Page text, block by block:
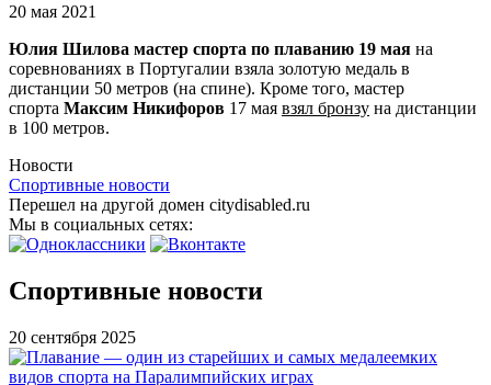
20 мая 2021
Юлия Шилова мастер спорта по плаванию 19 мая на
соревнованиях в Португалии взяла золотую медаль в
дистанции 50 метров (на спине). Кроме того, мастер
спорта Максим Никифоров 17 мая взял бронзу на дистанции
в 100 метров.
Новости
Спортивные новости
Перешел на другой домен citydisabled.ru
Мы в социальных сетях:
Спортивные новости
20 сентября 2025